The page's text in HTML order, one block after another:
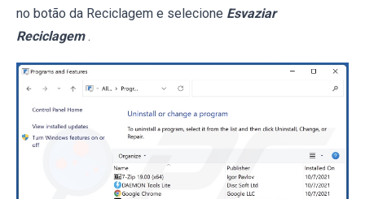
no botão da Reciclagem e selecione Esvaziar
Reciclagem .